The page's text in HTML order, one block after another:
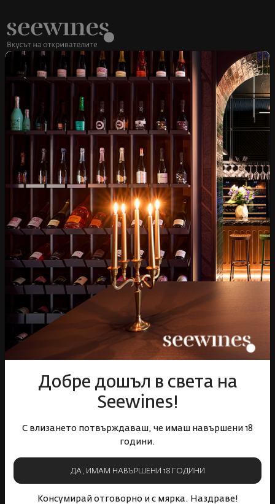
Добре дошъл в света на
Seewines!
С влизането потвърждаваш, че имаш навършени 18
години.
ДА, ИМАМ НАВЪРШЕНИ 18 ГОДИНИ
Консумирай отговорно и с мярка. Наздраве!
Над 1300 вина от цял
свят
Физически магазини и
събития
Бърза доставка за
цялата страна
Лоялна програма и
отстъпки
Пазарувай
ВИНО
Спиртни
Подаръци
Аксесоари
Корпоративни клиенти
Бели вина Червени вина Розе Пенливи вина
Онлайн магазин